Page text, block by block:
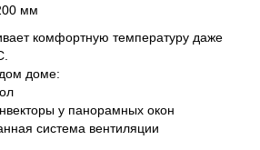
мм
комфортную температуру даже
доме:
у панорамных окон
система вентиляции